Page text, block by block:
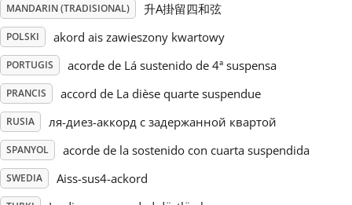
Türkçe
繁體中文
MANDARIN (TRADISIONAL) 升A掛留四和弦
POLSKI akord ais zawieszony kwartowy
PORTUGIS acorde de Lá sustenido de 4ª suspensa
PRANCIS accord de La dièse quarte suspendue
RUSIA ля-диез-аккорд с задержанной квартой
SPANYOL acorde de la sostenido con cuarta suspendida
SWEDIA Aiss-sus4-ackord